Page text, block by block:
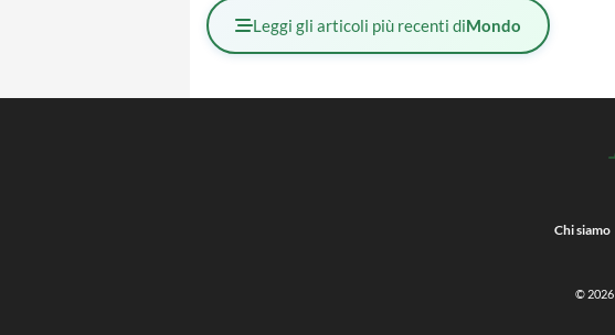
Leggi gli articoli più recenti diMondo
Chi siamo
© 2026